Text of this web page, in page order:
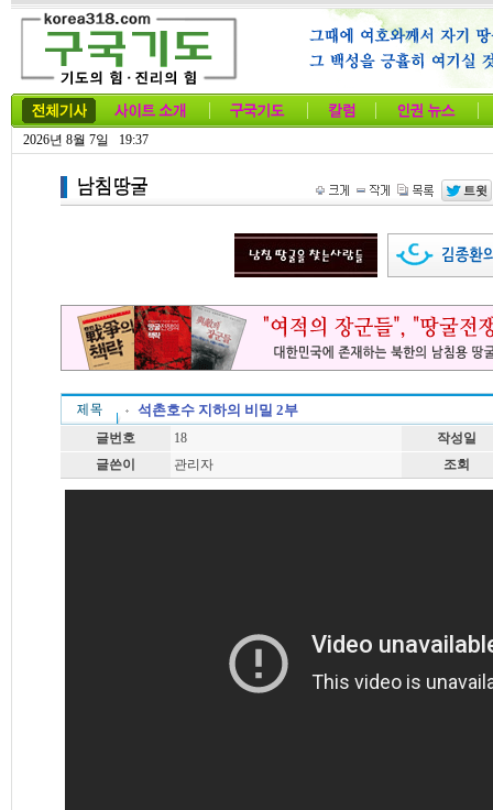
2026년 8월 7일 19:37
석촌호수 지하의 비밀 2부
글번호 18
작성일
글쓴이
관리자 조회